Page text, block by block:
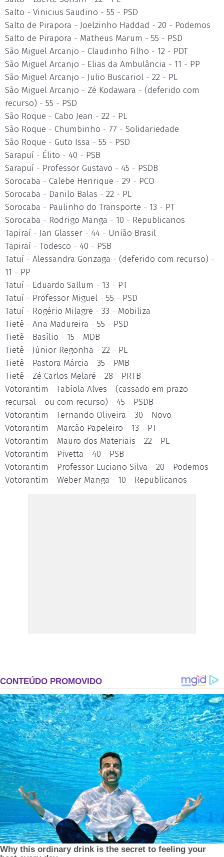
Salto - Vinicius Saudino - 55 - PSD
Salto de Pirapora - Joelzinho Haddad - 20 - Podemos
Salto de Pirapora - Matheus Marum - 55 - PSD
São Miguel Arcanjo - Claudinho Filho - 12 - PDT
São Miguel Arcanjo - Elias da Ambulância - 11 - PP
São Miguel Arcanjo - Julio Buscariol - 22 - PL
São Miguel Arcanjo - Zé Kodawara - (deferido com
recurso) - 55 - PSD
São Roque - Cabo Jean - 22 - PL
São Roque - Chumbinho - 77 - Solidariedade
São Roque - Guto Issa - 55 - PSD
Sarapuí - Élito - 40 - PSB
Sarapuí - Professor Gustavo - 45 - PSDB
Sorocaba - Calebe Henrique - 29 - PCO
Sorocaba - Danilo Balas - 22 - PL
Sorocaba - Paulinho do Transporte - 13 - PT
Sorocaba - Rodrigo Manga - 10 - Republicanos
Tapiraí - Jan Glasser - 44 - União Brasil
Tapiraí - Todesco - 40 - PSB
Tatuí - Alessandra Gonzaga - (deferido com recurso) -
11 - PP
Tatuí - Eduardo Sallum - 13 - PT
Tatuí - Professor Miguel - 55 - PSD
Tatuí - Rogério Milagre - 33 - Mobiliza
Tietê - Ana Madureira - 55 - PSD
Tietê - Basílio - 15 - MDB
Tietê - Júnior Regonha - 22 - PL
Tietê - Pastora Márcia - 35 - PMB
Tietê - Zé Carlos Melaré - 28 - PRTB
Votorantim - Fabíola Alves - (cassado em prazo
recursal - ou com recurso) - 45 - PSDB
Votorantim - Fernando Oliveira - 30 - Novo
Votorantim - Marcão Papeleiro - 13 - PT
Votorantim - Mauro dos Materiais - 22 - PL
Votorantim - Pivetta - 40 - PSB
Votorantim - Professor Luciano Silva - 20 - Podemos
Votorantim - Weber Manga - 10 - Republicanos